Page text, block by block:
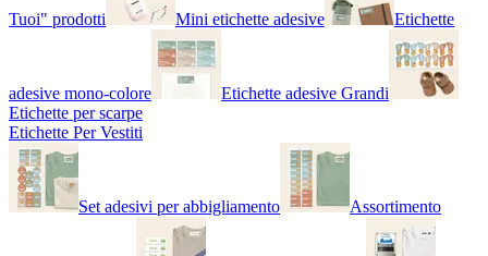
Tuoi" prodotti Mini etichette adesive Etichette
adesive mono-colore
Etichette adesive Grandi
Etichette per scarpe
Etichette Per Vestiti
Set adesivi per abbigliamento Assortimento